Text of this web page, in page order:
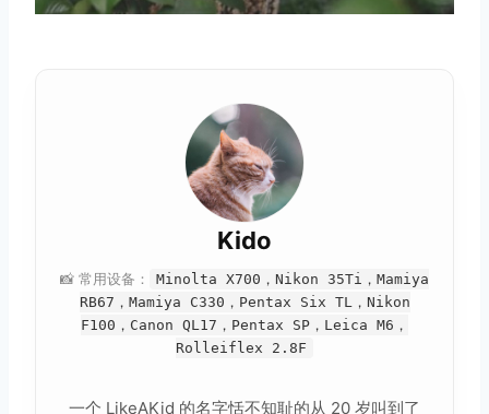
Kido
📸 常用设备：
Minolta X700，Nikon 35Ti，Mamiya
RB67，Mamiya C330，Pentax Six TL，Nikon
F100，Canon QL17，Pentax SP，Leica M6，
Rolleiflex 2.8F
一个 LikeAKid 的名字恬不知耻的从 20 岁叫到了